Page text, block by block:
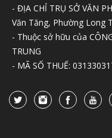
- ĐỊA CHỈ TRỤ SỞ VĂN
Văn Tăng, Phường Long
- Thuộc sở hữu của
TRUNG
- MÃ SỐ THUẾ: